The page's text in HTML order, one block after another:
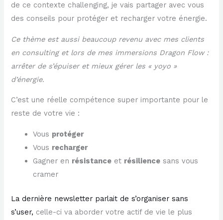
de ce contexte challenging, je vais partager avec vous
des conseils pour protéger et recharger votre énergie.
Ce thème est aussi beaucoup revenu avec mes clients
en consulting et lors de mes immersions Dragon Flow :
arrêter de s’épuiser et mieux gérer les « yoyo »
d’énergie.
C’est une réelle compétence super importante pour le
reste de votre vie :
Vous protéger
Vous recharger
Gagner en résistance et résilience sans vous
cramer
La dernière newsletter parlait de s’organiser sans
s’user, celle-ci va aborder votre actif de vie le plus